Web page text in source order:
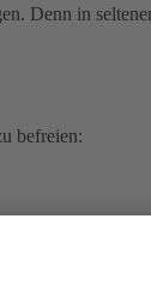
Denn in
befreien: